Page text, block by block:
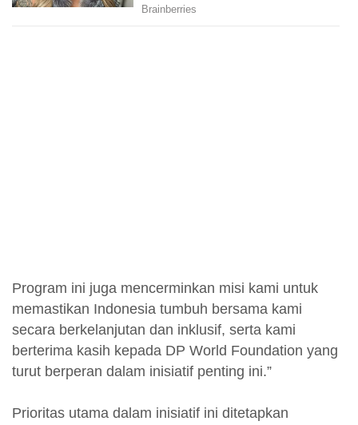
Program ini juga mencerminkan misi kami untuk
memastikan Indonesia tumbuh bersama kami
secara berkelanjutan dan inklusif, serta kami
berterima kasih kepada DP World Foundation yang
turut berperan dalam inisiatif penting ini.”
Prioritas utama dalam inisiatif ini ditetapkan